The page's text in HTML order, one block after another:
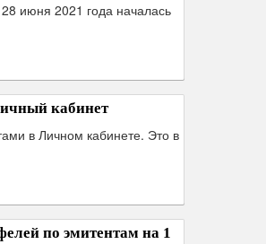
июня 2021 года началась
кабинет
в Личном кабинете. Это в
по эмитентам на 1